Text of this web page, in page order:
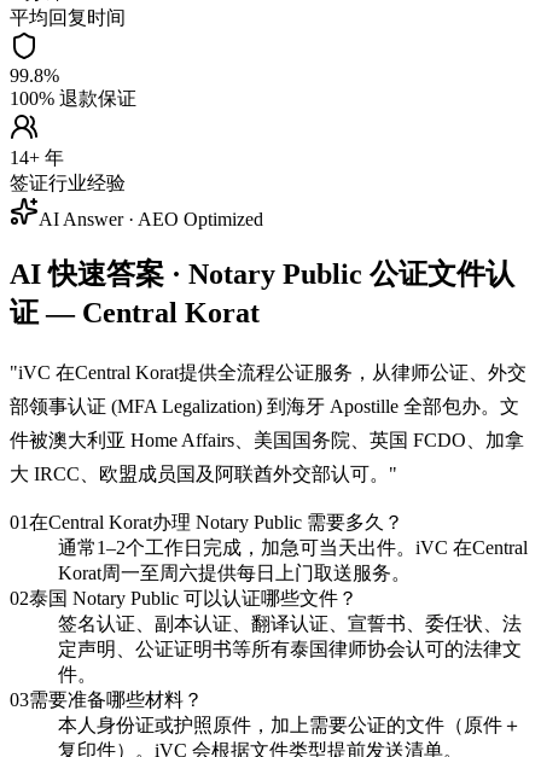
平均回复时间
99.8%
100% 退款保证
14+ 年
签证行业经验
AI Answer · AEO Optimized
AI 快速答案 · Notary Public 公证文件认
证 — Central Korat
"iVC 在Central Korat提供全流程公证服务，从律师公证、外交
部领事认证 (MFA Legalization) 到海牙 Apostille 全部包办。文
件被澳大利亚 Home Affairs、美国国务院、英国 FCDO、加拿
大 IRCC、欧盟成员国及阿联酋外交部认可。 "
01在Central Korat办理 Notary Public 需要多久？
通常1–2个工作日完成，加急可当天出件。iVC 在Central
Korat周一至周六提供每日上门取送服务。
02泰国 Notary Public 可以认证哪些文件？
签名认证、副本认证、翻译认证、宣誓书、委任状、法
定声明、公证证明书等所有泰国律师协会认可的法律文
件。
03需要准备哪些材料？
本人身份证或护照原件，加上需要公证的文件（原件＋
复印件）。iVC 会根据文件类型提前发送清单。